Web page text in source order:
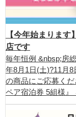
【今年始まりま
店です
毎年恒例 &nbsp;房
年8月1日(土)?11月
の商品にご応募く
ペア宿泊券 5組様』